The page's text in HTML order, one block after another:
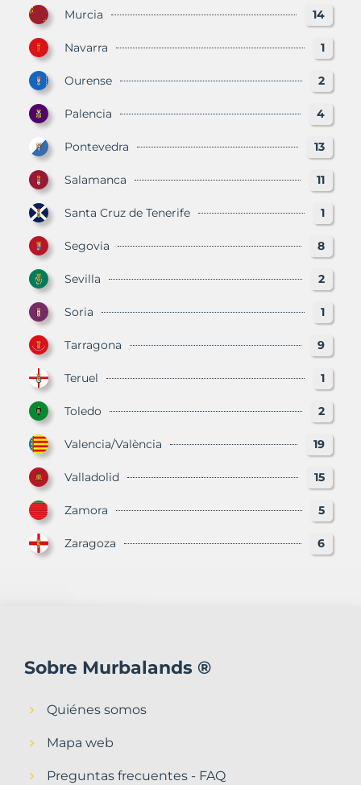
Murcia 14
Navarra 1
Ourense 2
Palencia 4
Pontevedra 13
Salamanca 11
Santa Cruz de Tenerife 1
Segovia 8
Sevilla 2
Soria 1
Tarragona 9
Teruel 1
Toledo 2
Valencia/València 19
Valladolid 15
Zamora 5
Zaragoza 6
Sobre Murbalands ®
Quiénes somos
Mapa web
Preguntas frecuentes - FAQ